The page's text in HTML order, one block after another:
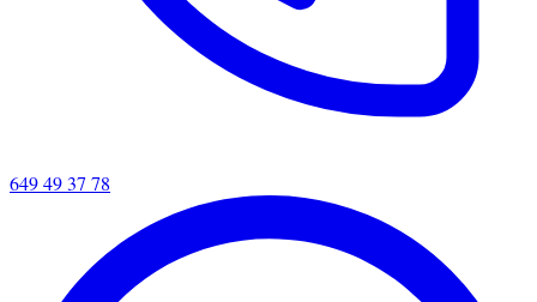
649 49 37 78